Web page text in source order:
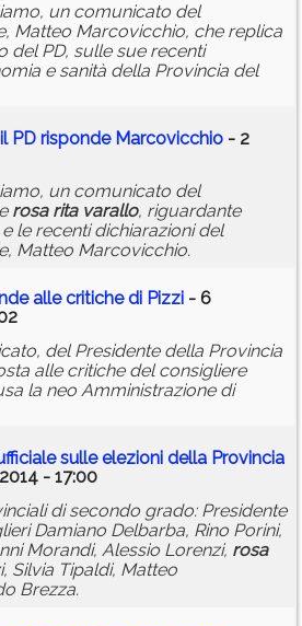
un comunicato del
Matteo Marcovicchio, che replica
del PD, sulle sue recenti
e sanità della Provincia del
PD risponde Marcovicchio - 2
un comunicato del
rosa rita varallo, riguardante
le recenti dichiarazioni del
Matteo Marcovicchio.
alle critiche di Pizzi - 6
del Presidente della Provincia
alle critiche del consigliere
la neo Amministrazione di
sulle elezioni della Provincia
- 17:00
di secondo grado: Presidente
Damiano Delbarba, Rino Porini,
Morandi, Alessio Lorenzi, rosa
Silvia Tipaldi, Matteo
Brezza.